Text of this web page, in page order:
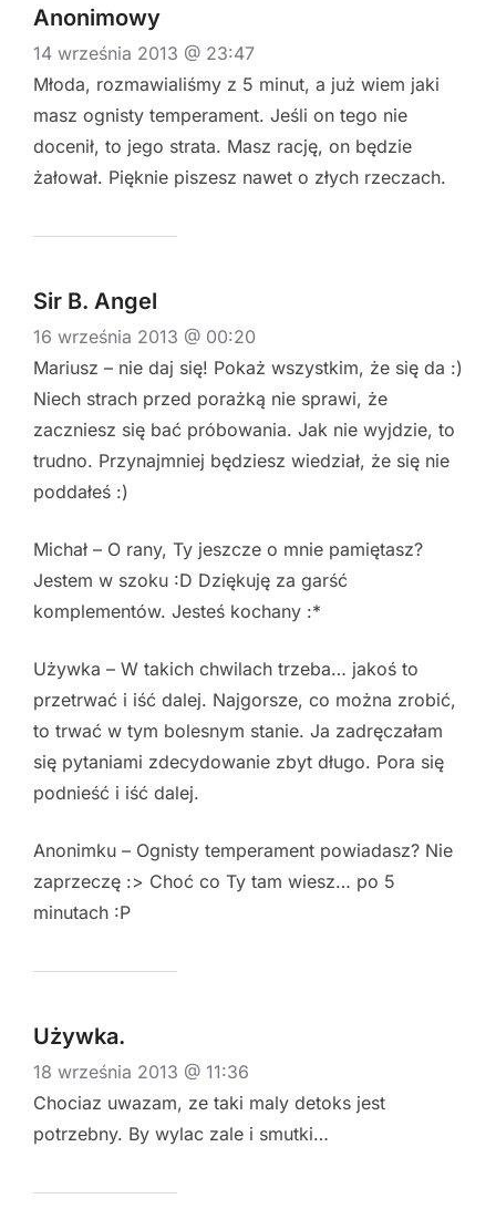
Anonimowy
14 września 2013 @ 23:47
Młoda, rozmawialiśmy z 5 minut, a już wiem jaki
masz ognisty temperament. Jeśli on tego nie
docenił, to jego strata. Masz rację, on będzie
żałował. Pięknie piszesz nawet o złych rzeczach.
Sir B. Angel
16 września 2013 @ 00:20
Mariusz – nie daj się! Pokaż wszystkim, że się da :)
Niech strach przed porażką nie sprawi, że
zaczniesz się bać próbowania. Jak nie wyjdzie, to
trudno. Przynajmniej będziesz wiedział, że się nie
poddałeś :)
Michał – O rany, Ty jeszcze o mnie pamiętasz?
Jestem w szoku :D Dziękuję za garść
komplementów. Jesteś kochany :*
Używka – W takich chwilach trzeba… jakoś to
przetrwać i iść dalej. Najgorsze, co można zrobić,
to trwać w tym bolesnym stanie. Ja zadręczałam
się pytaniami zdecydowanie zbyt długo. Pora się
podnieść i iść dalej.
Anonimku – Ognisty temperament powiadasz? Nie
zaprzeczę :> Choć co Ty tam wiesz… po 5
minutach :P
Używka.
18 września 2013 @ 11:36
Chociaz uwazam, ze taki maly detoks jest
potrzebny. By wylac zale i smutki…